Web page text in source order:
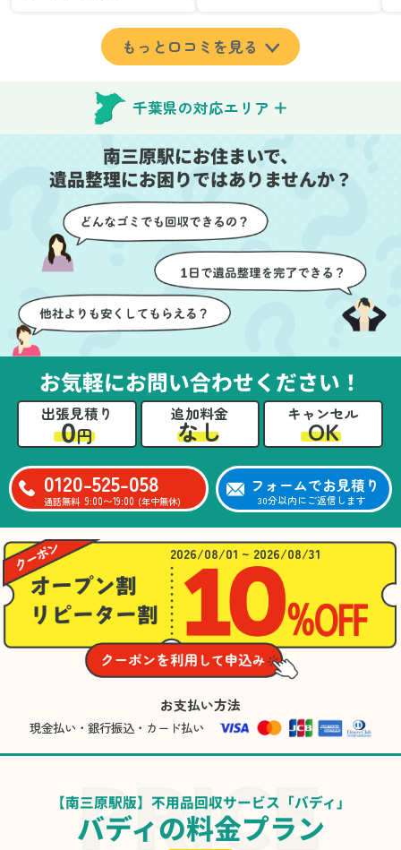
が集めた物や古い家具が
多く、自分たちだけでは
どうにもならない状態で
んが手際よく片付けてく
れたので、部屋が驚くほ
どスッキリしました。自
分では手が回らなかった
場所も含め、プロの力を
実感しました。
特に、物が散乱していた
部屋の整理や、細かなア
イテムの仕分けを迅速か
つ丁寧に対応していただ
けたのがありがたかった
です。家族それぞれが必
要なものを確認しながら
進めることができ、安心
できました。さらに、作
業終了後には部屋全体を
清掃していただき、まる
で新しい家のような清潔
とができました。特に、
古い家具や壊れた家電な
ど、処分が難しいものが
よく対応していただき驚
きました。
当日は2名のスタッフが来
てくださり、作業の流れ
や注意点をしっかり説明
していただけたので、こ
ちらも安心感を持って作
業を見守ることができま
した。運び出しの際も、
壁や床を傷つけないよう
に細心の注意を払ってい
ただき、家全体がスムー
ズに片付いていくのがと
業が終わった後には、こ
ちらからお願いしなくて
も部屋を簡単に清掃して
いただけたのも好印象で
した。
サイクル可能なものにつ
いても教えていただき、
今後の片付けにも役立つ
知識が増えました。また
何かあれば、ぜひお願い
したいと思っています。
心のこもったサービスを
ありがとうございまし
た。
もっと口コミを見る
千葉県の対応エリア
南三原駅にお住まいで、
遺品整理にお困りではありませんか？
お気軽にお問い合わせください！
出張見積り
0円
追加料金
なし
キャンセル
OK
0120-525-058
通話無料 9:00〜19:00 (年中無休)
フォームでお見積り
30分以内にご返信します
2026/08/01 ~ 2026/08/31
お支払い方法
現金払い・銀行振込・カード払い
【南三原駅版】不用品回収サービス「バディ」
バディの料金プラン